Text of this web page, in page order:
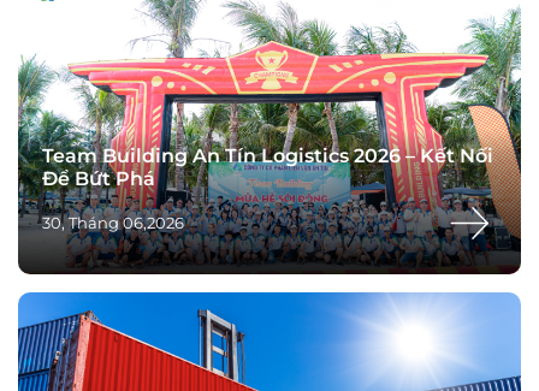
Team Building An Tín Logistics 2026 – Kết Nối
Để Bứt Phá
30, Tháng 06,2026